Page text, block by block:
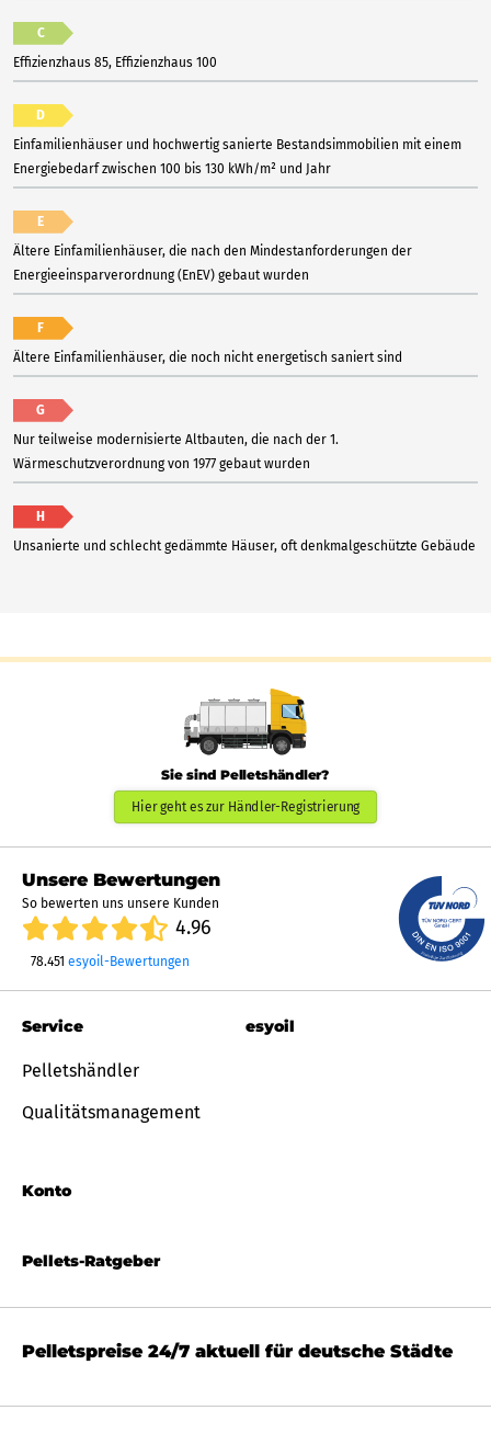
C
Effizienzhaus 85, Effizienzhaus 100
D
Einfamilienhäuser und hochwertig sanierte Bestandsimmobilien mit einem
Energiebedarf zwischen 100 bis 130 kWh/m² und Jahr
E
Ältere Einfamilienhäuser, die nach den Mindestanforderungen der
Energieeinsparverordnung (EnEV) gebaut wurden
F
Ältere Einfamilienhäuser, die noch nicht energetisch saniert sind
G
Nur teilweise modernisierte Altbauten, die nach der 1.
Wärmeschutzverordnung von 1977 gebaut wurden
H
Unsanierte und schlecht gedämmte Häuser, oft denkmalgeschützte Gebäude
Sie sind Pelletshändler?
Hier geht es zur Händler-Registrierung
Unsere Bewertungen
So bewerten uns unsere Kunden
4.96
78.451 esyoil-Bewertungen
Pellets-Ratgeber
Service
Pelletshändler
Qualitätsmanagement
Konto
esyoil
Pelletspreise 24/7 aktuell für deutsche Städte